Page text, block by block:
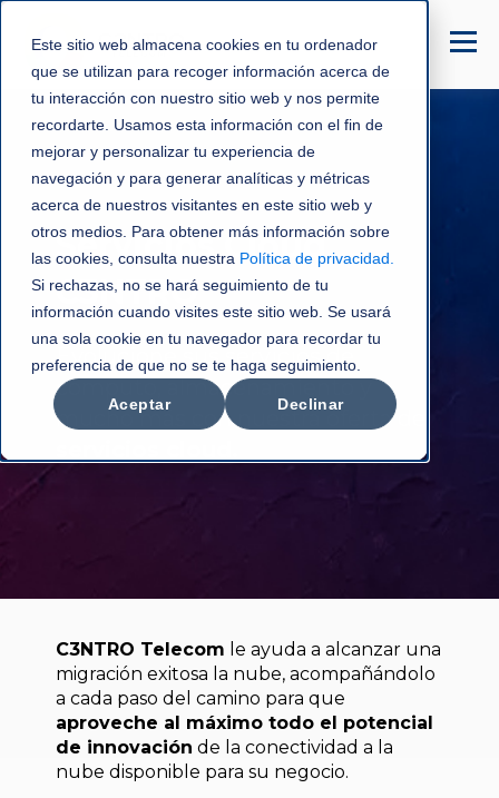
Este sitio web almacena cookies en tu ordenador
que se utilizan para recoger información acerca de
tu interacción con nuestro sitio web y nos permite
recordarte. Usamos esta información con el fin de
mejorar y personalizar tu experiencia de
navegación y para generar analíticas y métricas
acerca de nuestros visitantes en este sitio web y
otros medios. Para obtener más información sobre
las cookies, consulta nuestra Política de privacidad
Si rechazas, no se hará seguimiento de tu
información cuando visites este sitio web. Se usará
una sola cookie en tu navegador para recordar tu
preferencia de que no se te haga seguimiento.
Aceptar Declinar
Servicios Cloud
C3NTRO
Evolucione sus servicios de
cómputo,almacenamiento y
mucho más
con nuestra oferta de
C3NTRO Telecom le ayuda a alcanzar una
migración exitosa la nube, acompañándolo
a cada paso del camino para que
aproveche al máximo todo el potencial
de innovación de la conectividad a la
nube disponible para su negocio.